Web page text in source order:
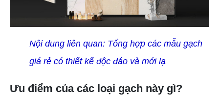
Nội dung liên quan: Tổng hợp các mẫu gạch
giá rẻ có thiết kế độc đáo và mới lạ
Ưu điểm của các loại gạch này gì?